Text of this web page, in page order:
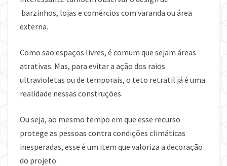
barzinhos, lojas e comércios com varanda ou área
externa.
Como são espaços livres, é comum que sejam áreas
atrativas. Mas, para evitar a ação dos raios
ultravioletas ou de temporais, o teto retratil já é uma
realidade nessas construções.
Ou seja, ao mesmo tempo em que esse recurso
protege as pessoas contra condições climáticas
inesperadas, esse é um item que valoriza a decoração
do projeto.